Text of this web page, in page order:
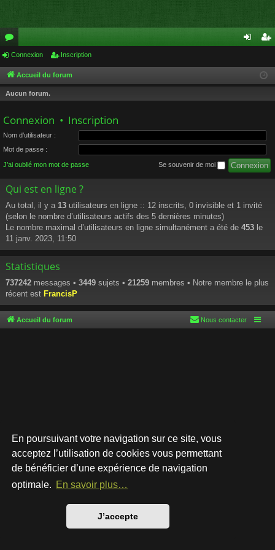
En poursuivant votre navigation sur ce site, vous
acceptez l’utilisation de cookies vous permettant
de bénéficier d’une expérience de navigation
optimale. En savoir plus…
J’accepte
or
u
m
cri
Connexion Inscription
Accueil du forum
Aucun forum.
Connexion • Inscription
Nom d’utilisateur :
Mot de passe :
J’ai oublié mon mot de passe Se souvenir de moi
Qui est en ligne ?
Au total, il y a 13 utilisateurs en ligne :: 12 inscrits, 0 invisible et 1 invité
(selon le nombre d’utilisateurs actifs des 5 dernières minutes)
Le nombre maximal d’utilisateurs en ligne simultanément a été de 453 le
11 janv. 2023, 11:50
Statistiques
737242 messages • 3449 sujets • 21259 membres • Notre membre le plus
récent est FrancisP
Accueil du forum Nous contacter
Développé parphpBB® Forum Software © phpBB Limited
Style par
Traduction française officielle